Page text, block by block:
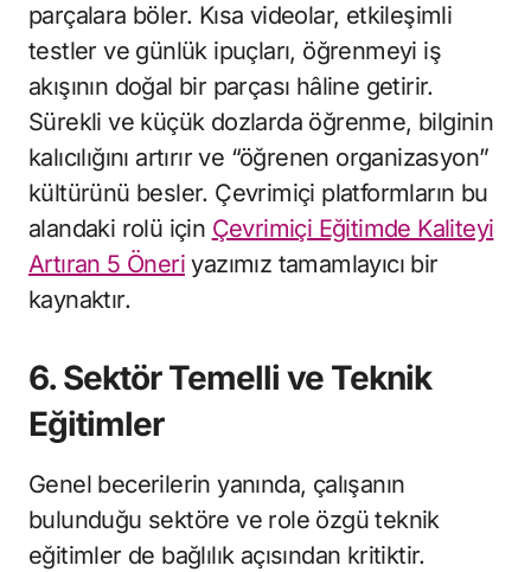
parçalara böler. Kısa videolar, etkileşimli
testler ve günlük ipuçları, öğrenmeyi iş
akışının doğal bir parçası hâline getirir.
Sürekli ve küçük dozlarda öğrenme, bilginin
kalıcılığını artırır ve “öğrenen organizasyon”
kültürünü besler. Çevrimiçi platformların bu
alandaki rolü için Çevrimiçi Eğitimde Kaliteyi
Artıran 5 Öneri yazımız tamamlayıcı bir
kaynaktır.
6. Sektör Temelli ve Teknik
Eğitimler
Genel becerilerin yanında, çalışanın
bulunduğu sektöre ve role özgü teknik
eğitimler de bağlılık açısından kritiktir.